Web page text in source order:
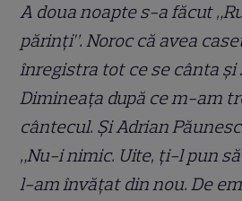
A doua noapte s-a făcut
părinţi”. Noroc că avea
înregistra tot ce se cânta şi
Dimineaţa după ce m-am
cântecul. Şi Adrian
„Nu-i nimic. Uite, ţi-l pun
l-am învăţat din nou. De